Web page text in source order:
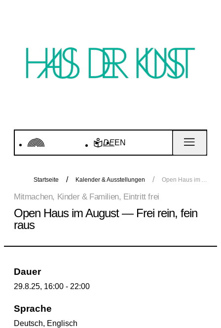
DEEN
Startseite Kalender & Ausstellungen Open Haus im August — Frei rein, fein raus
Mitmachen, Kinder & Familien, Eintritt frei
Open Haus im August — Frei rein, fein
raus
Dauer
29.8.25, 16:00 - 22:00
Sprache
Deutsch, Englisch